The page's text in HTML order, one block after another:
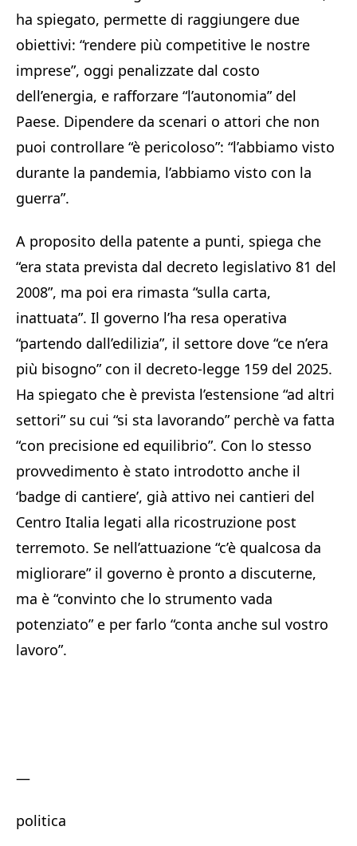
ha spiegato, permette di raggiungere due
obiettivi: “rendere più competitive le nostre
imprese”, oggi penalizzate dal costo
dell’energia, e rafforzare “l’autonomia” del
Paese. Dipendere da scenari o attori che non
puoi controllare “è pericoloso”: “l’abbiamo visto
durante la pandemia, l’abbiamo visto con la
guerra”.
A proposito della patente a punti, spiega che
“era stata prevista dal decreto legislativo 81 del
2008”, ma poi era rimasta “sulla carta,
inattuata”. Il governo l’ha resa operativa
“partendo dall’edilizia”, il settore dove “ce n’era
più bisogno” con il decreto-legge 159 del 2025.
Ha spiegato che è prevista l’estensione “ad altri
settori” su cui “si sta lavorando” perchè va fatta
“con precisione ed equilibrio”. Con lo stesso
provvedimento è stato introdotto anche il
‘badge di cantiere’, già attivo nei cantieri del
Centro Italia legati alla ricostruzione post
terremoto. Se nell’attuazione “c’è qualcosa da
migliorare” il governo è pronto a discuterne,
ma è “convinto che lo strumento vada
potenziato” e per farlo “conta anche sul vostro
lavoro”.
—
politica